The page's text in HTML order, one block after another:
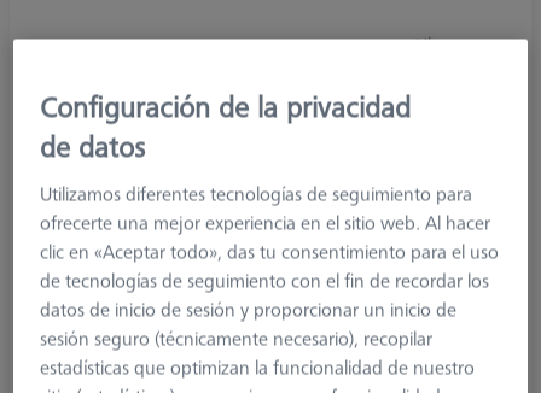
tipo de producto
Configuración de la privacidad
de datos
Utilizamos diferentes tecnologías de seguimiento para
ofrecerte una mejor experiencia en el sitio web. Al hacer
clic en «Aceptar todo», das tu consentimiento para el uso
de tecnologías de seguimiento con el fin de recordar los
datos de inicio de sesión y proporcionar un inicio de
sesión seguro (técnicamente necesario), recopilar
estadísticas que optimizan la funcionalidad de nuestro